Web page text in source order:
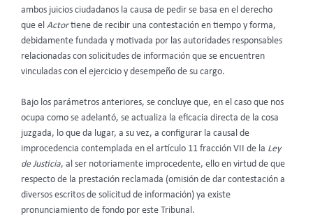
ambos juicios ciudadanos la causa de pedir se basa en el derecho
que el Actortiene de recibir una contestación en tiempo y forma,
debidamente fundada y motivada por las autoridades responsables
relacionadas con solicitudes de información que se encuentren
vinculadas con el ejercicio y desempeño de su cargo.
Bajo los parámetros anteriores, se concluye que, en el caso que nos
ocupa como se adelantó, se actualiza la eficacia directa de la cosa
juzgada, lo que da lugar, a su vez, a configurar la causal de
improcedencia contemplada en el artículo 11 fracción VII de la Ley
de Justicia, al ser notoriamente improcedente, ello en virtud de que
respecto de la prestación reclamada (omisión de dar contestación a
diversos escritos de solicitud de información) ya existe
pronunciamiento de fondo por este Tribunal.